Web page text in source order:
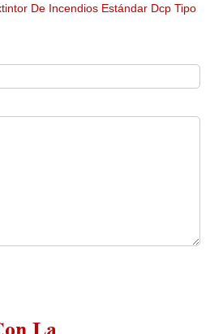
De Incendios Estándar Dcp Tipo